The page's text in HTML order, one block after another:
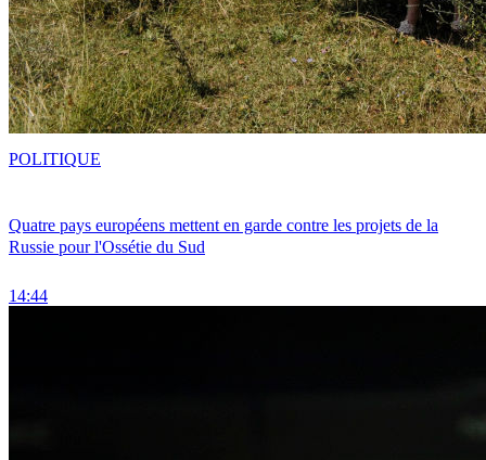
Quatre pays européens mettent en garde contre les projets de la
Russie pour l'Ossétie du Sud
14:44
POLITIQUE